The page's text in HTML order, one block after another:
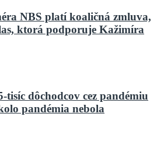
NBS platí koaličná zmluva,
ktorá podporuje Kažimíra
dôchodcov cez pandémiu
pandémia nebola